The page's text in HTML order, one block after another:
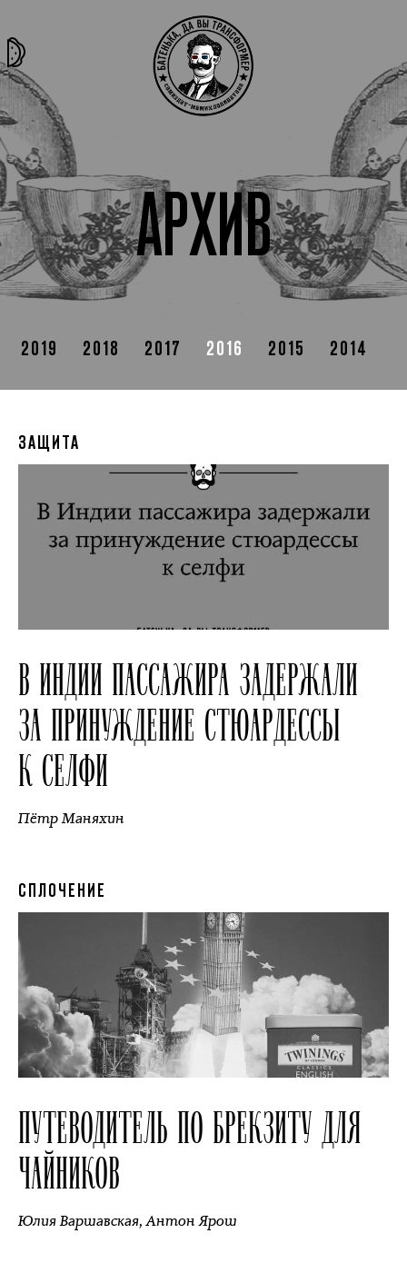
та самая
история
тёмная
материясекты
архив
АРХИВ
2019 2018 2017 2016 2015 2014
ЗАЩИТА
В ИНДИИ ПАССАЖИРА ЗАДЕРЖАЛИ
ЗА ПРИНУЖДЕНИЕ СТЮАРДЕССЫ
К СЕЛФИ
Пётр Маняхин
СПЛОЧЕНИЕ
ПУТЕВОДИТЕЛЬ ПО БРЕКЗИТУ ДЛЯ
ЧАЙНИКОВ
Юлия Варшавская,Антон Ярош